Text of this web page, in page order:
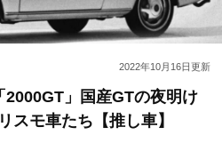
2022年10月16日更新
2000GT」国産GTの夜明け
スモ車たち【推し車】